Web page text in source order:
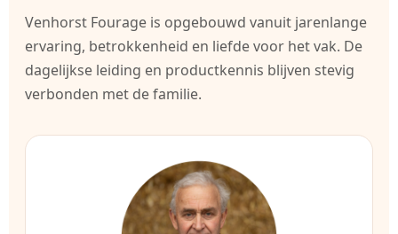
Venhorst Fourage is opgebouwd vanuit jarenlange
ervaring, betrokkenheid en liefde voor het vak. De
dagelijkse leiding en productkennis blijven stevig
verbonden met de familie.